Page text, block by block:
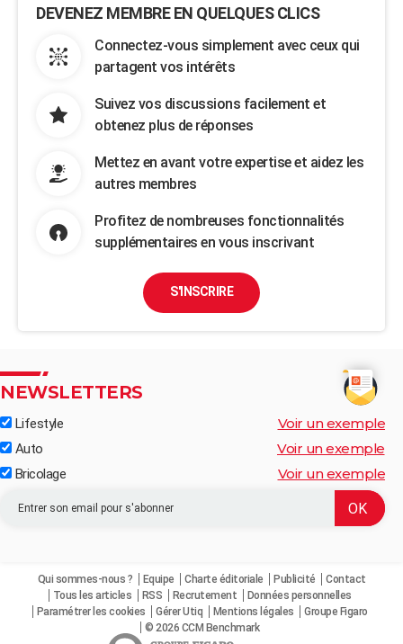
DEVENEZ MEMBRE EN QUELQUES CLICS
Connectez-vous simplement avec ceux qui
partagent vos intérêts
Suivez vos discussions facilement et
obtenez plus de réponses
Mettez en avant votre expertise et aidez les
autres membres
Profitez de nombreuses fonctionnalités
supplémentaires en vous inscrivant
S'INSCRIRE
NEWSLETTERS
Lifestyle Voir un exemple
Auto Voir un exemple
Bricolage Voir un exemple
Qui sommes-nous ? Equipe Charte éditoriale Publicité
Contact
Tous les articles
RSS Recrutement
Données personnelles
Paramétrer les cookies
Gérer Utiq Mentions légales
Groupe Figaro
© 2026 CCM Benchmark